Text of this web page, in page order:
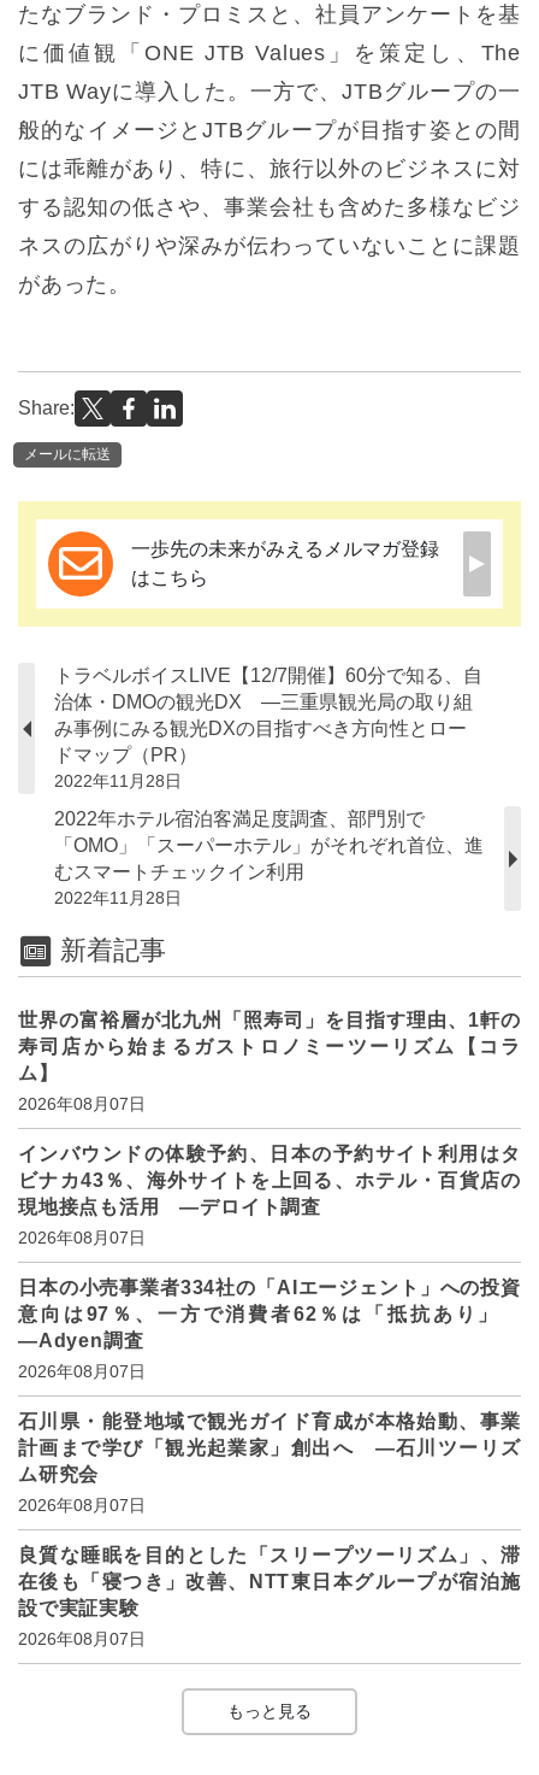
たなブランド・プロミスと、社員アンケートを基
に価値観「ONE JTB Values」を策定し、The
JTB Wayに導入した。一方で、JTBグループの一
般的なイメージとJTBグループが目指す姿との間
には乖離があり、特に、旅行以外のビジネスに対
する認知の低さや、事業会社も含めた多様なビジ
ネスの広がりや深みが伝わっていないことに課題
があった。
Share:
メールに転送
一歩先の未来がみえるメルマガ登録
はこちら
トラベルボイスLIVE【12/7開催】60分で知る、自
治体・DMOの観光DX ―三重県観光局の取り組
み事例にみる観光DXの目指すべき方向性とロー
ドマップ（PR）
2022年11月28日
2022年ホテル宿泊客満足度調査、部門別で
「OMO」「スーパーホテル」がそれぞれ首位、進
むスマートチェックイン利用
2022年11月28日
新着記事
世界の富裕層が北九州「照寿司」を目指す理由、1軒の
寿司店から始まるガストロノミーツーリズム【コラ
ム】
2026年08月07日
インバウンドの体験予約、日本の予約サイト利用はタ
ビナカ43％、海外サイトを上回る、ホテル・百貨店の
現地接点も活用 ―デロイト調査
2026年08月07日
日本の小売事業者334社の「AIエージェント」への投資
意向は97％、一方で消費者62％は「抵抗あり」
―Adyen調査
2026年08月07日
石川県・能登地域で観光ガイド育成が本格始動、事業
計画まで学び「観光起業家」創出へ ―石川ツーリズ
ム研究会
2026年08月07日
良質な睡眠を目的とした「スリープツーリズム」、滞
在後も「寝つき」改善、NTT東日本グループが宿泊施
設で実証実験
2026年08月07日
もっと見る